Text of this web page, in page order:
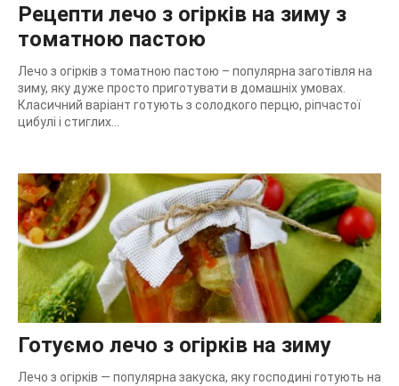
Рецепти лечо з огірків на зиму з
томатною пастою
Лечо з огірків з томатною пастою – популярна заготівля на
зиму, яку дуже просто приготувати в домашніх умовах.
Класичний варіант готують з солодкого перцю, ріпчастої
цибулі і стиглих...
Готуємо лечо з огірків на зиму
Лечо з огірків — популярна закуска, яку господині готують на